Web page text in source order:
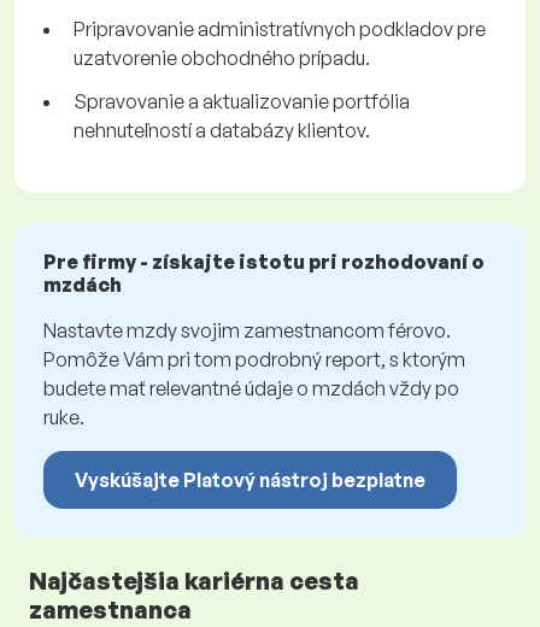
Pripravovanie administratívnych podkladov pre
uzatvorenie obchodného prípadu.
Spravovanie a aktualizovanie portfólia
nehnuteľností a databázy klientov.
Pre firmy - získajte istotu pri rozhodovaní o
mzdách
Nastavte mzdy svojim zamestnancom férovo.
Pomôže Vám pri tom podrobný report, s ktorým
budete mať relevantné údaje o mzdách vždy po
ruke.
Vyskúšajte Platový nástroj bezplatne
Najčastejšia kariérna cesta
zamestnanca